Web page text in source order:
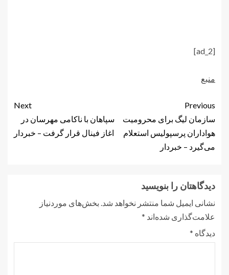
[ad_2]
منبع
Previous
سازمان لیگ برای محرومیت
هواداران پرسپولیس استعلام
می‌گیرد – خبردار
Next
سپاهان با ناکامی مهرسان در
اغاز فینال قرار گرفت – خبردار
دیدگاهتان را بنویسید
نشانی ایمیل شما منتشر نخواهد شد. بخش‌های موردنیاز
علامت‌گذاری شده‌اند *
دیدگاه *